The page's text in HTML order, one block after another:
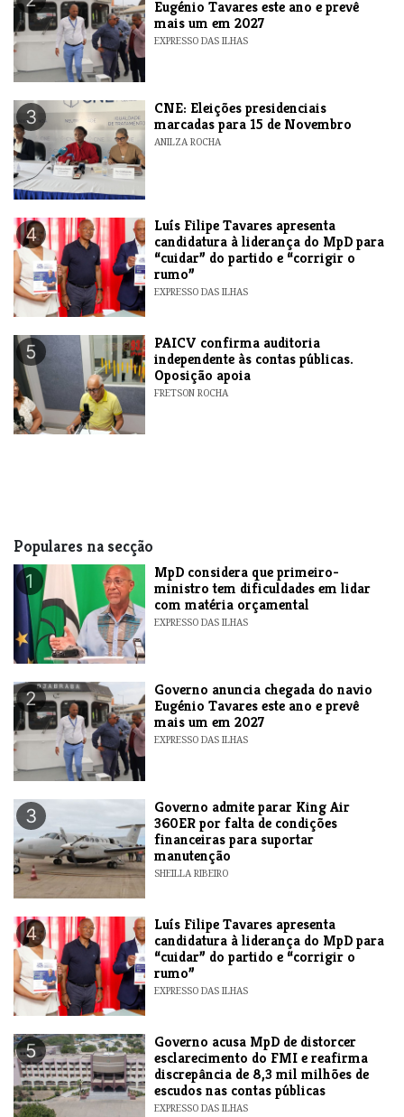
Eugénio Tavares este ano e prevê
mais um em 2027
EXPRESSO DAS ILHAS
3
CNE: Eleições presidenciais
marcadas para 15 de Novembro
ANILZA ROCHA
4
Luís Filipe Tavares apresenta
candidatura à liderança do MpD para
“cuidar” do partido e “corrigir o
rumo”
EXPRESSO DAS ILHAS
5
​PAICV confirma auditoria
independente às contas públicas.
Oposição apoia
FRETSON ROCHA
Populares na secção
1
MpD considera que primeiro-
ministro tem dificuldades em lidar
com matéria orçamental
EXPRESSO DAS ILHAS
2
Governo anuncia chegada do navio
Eugénio Tavares este ano e prevê
mais um em 2027
EXPRESSO DAS ILHAS
3
Governo admite parar King Air
360ER por falta de condições
financeiras para suportar
manutenção
SHEILLA RIBEIRO
4
Luís Filipe Tavares apresenta
candidatura à liderança do MpD para
“cuidar” do partido e “corrigir o
rumo”
EXPRESSO DAS ILHAS
5
Governo acusa MpD de distorcer
esclarecimento do FMI e reafirma
discrepância de 8,3 mil milhões de
escudos nas contas públicas
EXPRESSO DAS ILHAS